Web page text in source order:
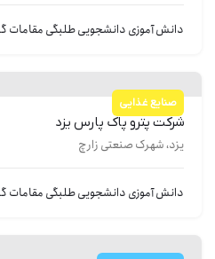
دانش آموزیدانشجوییطلبگیمقامات
صنایع غذایی
شركت پترو پاک پارس يزد
یزد، شهرک صنعتی زارچ
دانش آموزیدانشجوییطلبگیمقامات